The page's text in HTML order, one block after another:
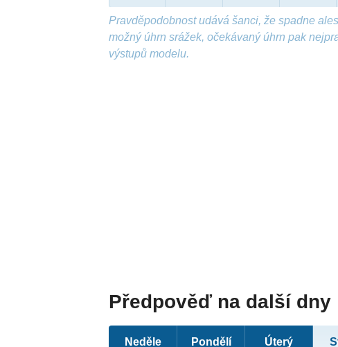
Pravděpodobnost udává šanci, že spadne
možný úhrn srážek, očekávaný úhrn pak
výstupů modelu.
Předpověď na další dny
Neděle Pondělí Úterý